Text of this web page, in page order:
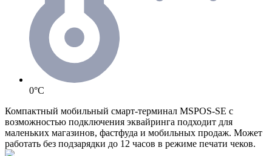
0°C
Компактный мобильный смарт-терминал MSPOS-SE с
возможностью подключения эквайринга подходит для
маленьких магазинов, фастфуда и мобильных продаж. Может
работать без подзарядки до 12 часов в режиме печати чеков.